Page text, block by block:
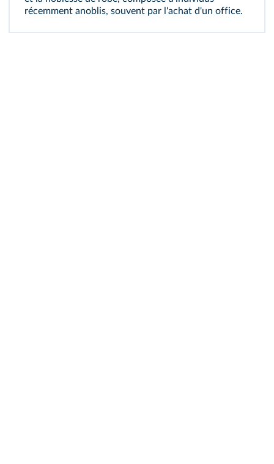
récemment anoblis, souvent par l'achat d'un office.